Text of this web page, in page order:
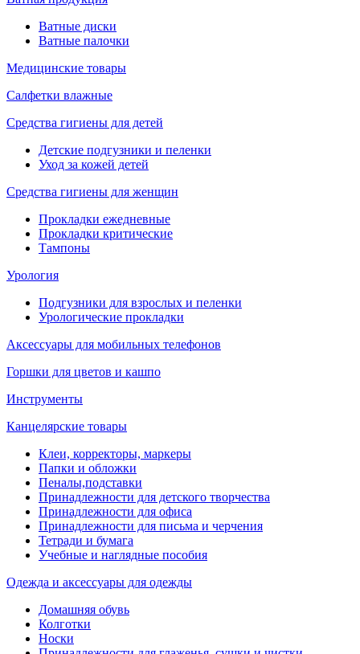
Ватные диски
Ватные палочки
Медицинские товары
Салфетки влажные
Средства гигиены для детей
Детские подгузники и пеленки
Уход за кожей детей
Средства гигиены для женщин
Прокладки ежедневные
Прокладки критические
Тампоны
Урология
Подгузники для взрослых и пеленки
Урологические прокладки
Аксессуары для мобильных телефонов
Горшки для цветов и кашпо
Инструменты
Канцелярские товары
Клеи, корректоры, маркеры
Папки и обложки
Пеналы,подставки
Принадлежности для детского творчества
Принадлежности для офиса
Принадлежности для письма и черчения
Тетради и бумага
Учебные и наглядные пособия
Одежда и аксессуары для одежды
Домашняя обувь
Колготки
Носки